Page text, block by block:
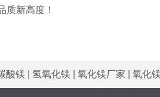
质新高度！
酸镁 氢氧化镁 氧化镁厂家 氧化